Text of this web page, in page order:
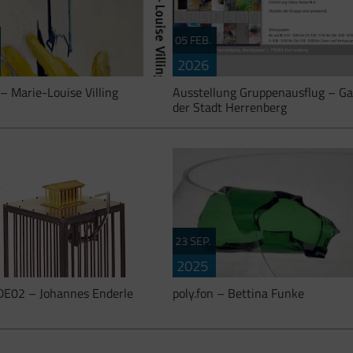
– Ausstellungen im
DIESELSTRASSE, eine
von artgerechte Haltung
e.V.: Marie – […]
Marie-Louise Villing
05 FEB.
2026
artgerechte Haltung Bildende
Esslingen e. V. in der Galerie der
Herrenberg vom 05.02.2026 bis
Künstler […]
Ausstellung Gruppenausflug –
der Stadt Herrenberg
– Johannes Enderle
23 SEP.
2025
poly.fon – Bettina Funke